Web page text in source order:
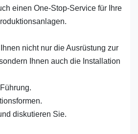
einen One-Stop-Service für Ihre
nicht nur die Ausrüstung zur
Ihnen auch die Installation
diskutieren Sie.